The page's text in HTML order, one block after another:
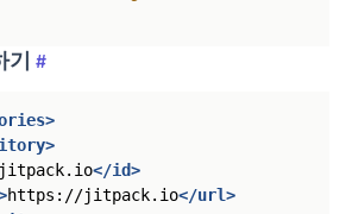
기 #
jitpack.io</id>
https://jitpack.io</url>